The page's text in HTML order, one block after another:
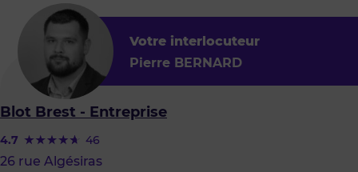
Votre interlocuteur
Pierre BERNARD
Blot Brest - Entreprise
4.7 46
26 rue Algésiras